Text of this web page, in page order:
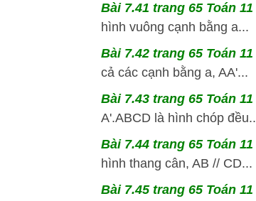
Bài 7.41 trang 65 Toán
hình vuông cạnh bằng a...
Bài 7.42 trang 65 Toán
cả các cạnh bằng a, AA'...
Bài 7.43 trang 65 Toán
A'.ABCD là hình chóp
Bài 7.44 trang 65 Toán
hình thang cân, AB // CD...
Bài 7.45 trang 65 Toán